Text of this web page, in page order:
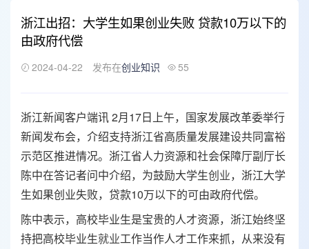
浙江出招：大学生如果创业失败 贷款10万以下的
由政府代偿
2024-04-22 发布在创业知识 55
浙江新闻客户端讯 2月17日上午，国家发展改革委举行
新闻发布会，介绍支持浙江省高质量发展建设共同富裕
示范区推进情况。浙江省人力资源和社会保障厅副厅长
陈中在答记者问中介绍，为鼓励大学生创业，浙江大学
生如果创业失败，贷款10万以下的可由政府代偿。
陈中表示，高校毕业生是宝贵的人才资源，浙江始终坚
持把高校毕业生就业工作当作人才工作来抓，从来没有